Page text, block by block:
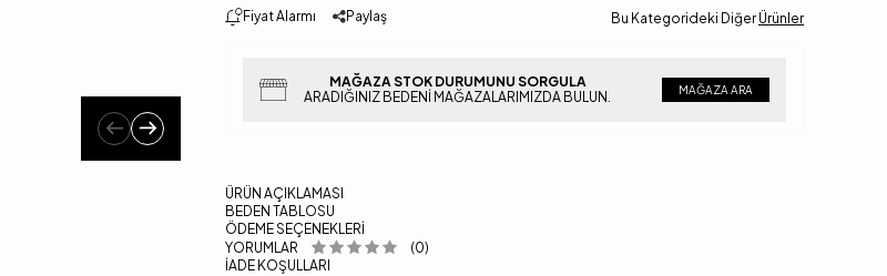
Fiyat Alarmı Paylaş Bu Kategorideki Diğer Ürünler
MAĞAZA STOK DURUMUNU SORGULA
ARADIĞINIZ BEDENI MAĞAZALARIMIZDA BULUN.
MAĞAZA ARA
ÜRÜN AÇIKLAMASI
BEDEN TABLOSU
ÖDEME SEÇENEKLERI
YORUMLAR
(0)
İADE KOŞULLARI